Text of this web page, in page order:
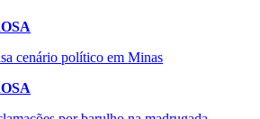
cenário político em Minas